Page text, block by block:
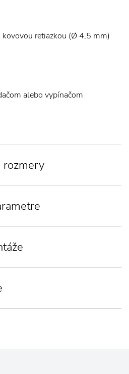
retiazkou (Ø 4,5 mm)
alebo vypínačom
rozmery